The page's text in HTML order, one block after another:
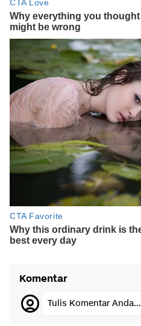
Komentar
Tulis Komentar Anda...